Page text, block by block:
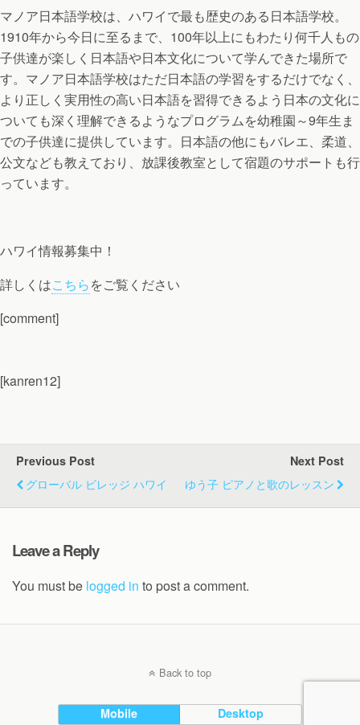
マノア日本語学校は、ハワイで最も歴史のある日本語学校。
1910年から今日に至るまで、100年以上にもわたり何千人もの
子供達が楽しく日本語や日本文化について学んできた場所で
す。マノア日本語学校はただ日本語の学習をするだけでなく、
より正しく実用性の高い日本語を習得できるよう日本の文化に
ついても深く理解できるようなプログラムを幼稚園～9年生ま
での子供達に提供しています。日本語の他にもバレエ、柔道、
公文なども教えており、放課後教室として宿題のサポートも行
っています。
ハワイ情報募集中！
詳しくはこちらをご覧ください
[comment]
[kanren12]
Previous Post
グローバル ビレッジ ハワイ
Next Post
ゆう子 ピアノと歌のレッスン
Leave a Reply
You must be logged in to post a comment.
Back to top
Mobile Desktop